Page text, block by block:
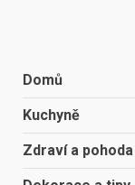
Domů
Kuchyně
Zdraví a pohoda